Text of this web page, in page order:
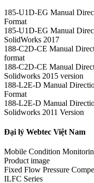
185-U1D-EG Manual
Format
185-U1D-EG Manual
SolidWorks 2017
188-C2D-CE Manual
format
188-C2D-CE Manual
Solidworks 2015 version
188-L2E-D Manual
Format
188-L2E-D Manual
Solidworks 2011 Version
Đại lý Webtec Việt Nam
Mobile Condition
Product image
Fixed Flow Pressure
ILFC Series